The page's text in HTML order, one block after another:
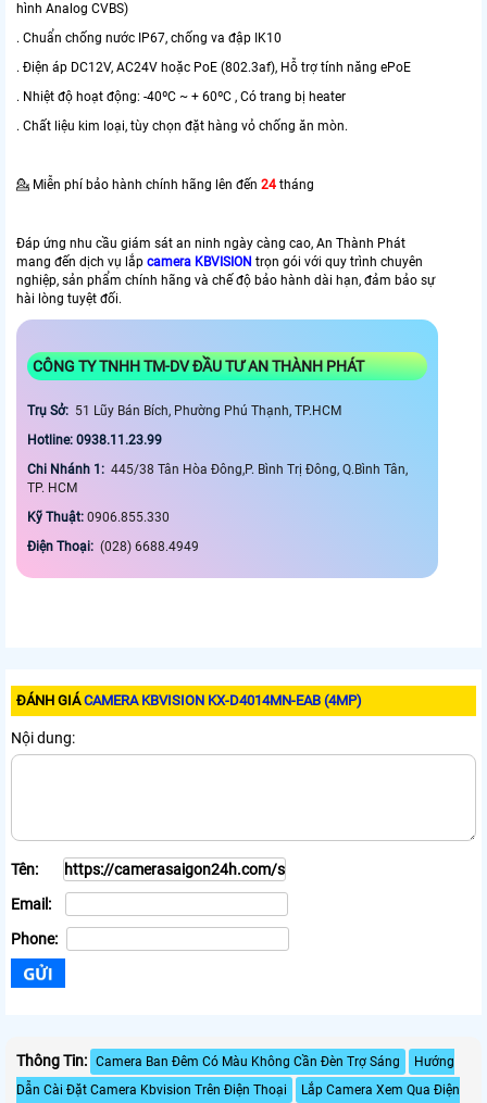
hình Analog CVBS)
. Chuẩn chống nước IP67, chống va đập IK10
. Điện áp DC12V, AC24V hoặc PoE (802.3af), Hỗ trợ tính năng ePoE
. Nhiệt độ hoạt động: -40ºC ~ + 60ºC , Có trang bị heater
. Chất liệu kim loại, tùy chọn đặt hàng vỏ chống ăn mòn.
💁 Miễn phí bảo hành chính hãng lên đến 24 tháng
Đáp ứng nhu cầu giám sát an ninh ngày càng cao, An Thành Phát
mang đến dịch vụ lắp camera KBVISION trọn gói với quy trình chuyên
nghiệp, sản phẩm chính hãng và chế độ bảo hành dài hạn, đảm bảo sự
hài lòng tuyệt đối.
CÔNG TY TNHH TM-DV ĐẦU TƯ AN THÀNH PHÁT
Trụ Sở: 51 Lũy Bán Bích, Phường Phú Thạnh, TP.HCM
Hotline: 0938.11.23.99
Chi Nhánh 1: 445/38 Tân Hòa Đông,P. Bình Trị Đông, Q.Bình Tân,
TP. HCM
Kỹ Thuật: 0906.855.330
Điện Thoại: (028) 6688.4949
ĐÁNH GIÁCAMERA KBVISION KX-D4014MN-EAB (4MP)
Nội dung:
Tên:
Email:
Phone:
Thông Tin: Camera Ban Đêm Có Màu Không Cần Đèn Trợ Sáng
Hướng
Dẫn Cài Đặt Camera Kbvision Trên Điện Thoại
Lắp Camera Xem Qua Điện